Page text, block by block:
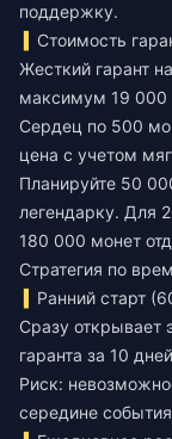
поддержку.
Стоимость
Жесткий гарант
максимум 19 000
Сердец по 500
цена с учетом
Планируйте 50
легендарку. Для
180 000 монет
Стратегия по
Ранний старт
Сразу открывает
гаранта за 10
Риск:
середине